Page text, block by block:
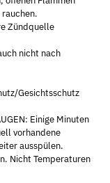
Zündquelle
nicht nach
Gesichtsschutz
Einige Minuten
vorhandene
ausspülen.
Nicht Temperaturen